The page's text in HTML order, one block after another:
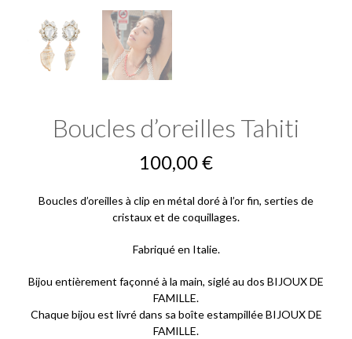
Boucles d’oreilles Tahiti
100,00€
Boucles d’oreilles à clip en métal doré à l’or fin, serties de
cristaux et de coquillages.
Fabriqué en Italie.
Bijou entièrement façonné à la main, siglé au dos BIJOUX DE
FAMILLE.
Chaque bijou est livré dans sa boîte estampillée BIJOUX DE
FAMILLE.